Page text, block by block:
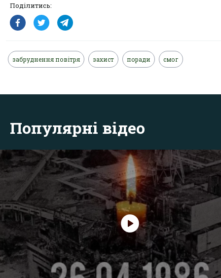
Поділитись:
забруднення повітря захист поради смог
Популярні відео